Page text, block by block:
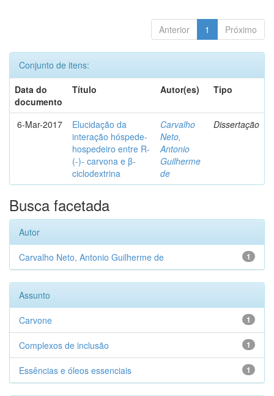
Anterior 1 Próximo
Conjunto de itens:
Data do
documento
Título Autor(es) Tipo
6-Mar-2017
Elucidação da
interação hóspede-
hospedeiro entre R-
(-)- carvona e β-
ciclodextrina
Carvalho
Neto,
Antonio
Guilherme
de
Dissertação
Busca facetada
Autor
1
Carvalho Neto, Antonio Guilherme de
Assunto
1
Carvone
1
Complexos de inclusão
1
Essências e óleos essenciais